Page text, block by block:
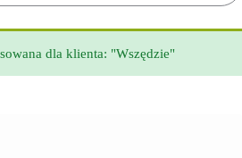
dla klienta: "Wszędzie"